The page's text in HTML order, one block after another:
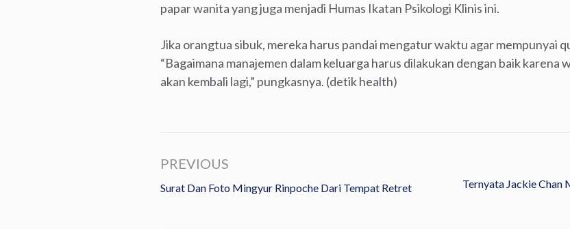
papar wanita yang juga menjadi Humas Ikatan Psikologi Klinis ini.
Jika orangtua sibuk, mereka harus pandai mengatur waktu agar mempunyai
“Bagaimana manajemen dalam keluarga harus dilakukan dengan baik
akan kembali lagi,” pungkasnya. (detik health)
PREVIOUS
Surat Dan Foto Mingyur Rinpoche Dari Tempat Retret
Ternyata Jackie Chan